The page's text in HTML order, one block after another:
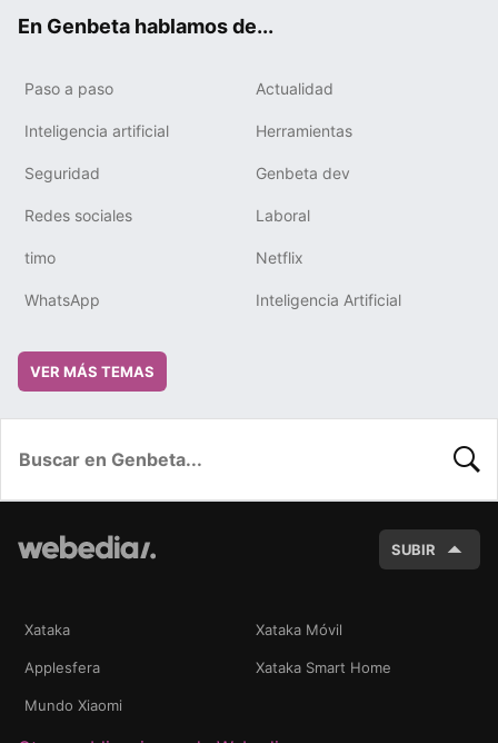
En Genbeta hablamos de...
Paso a paso Actualidad
Inteligencia artificial Herramientas
Seguridad Genbeta dev
Redes sociales Laboral
timo Netflix
WhatsApp Inteligencia Artificial
VER MÁS TEMAS
SUBIR
Xataka Xataka Móvil
Applesfera Xataka Smart Home
Mundo Xiaomi